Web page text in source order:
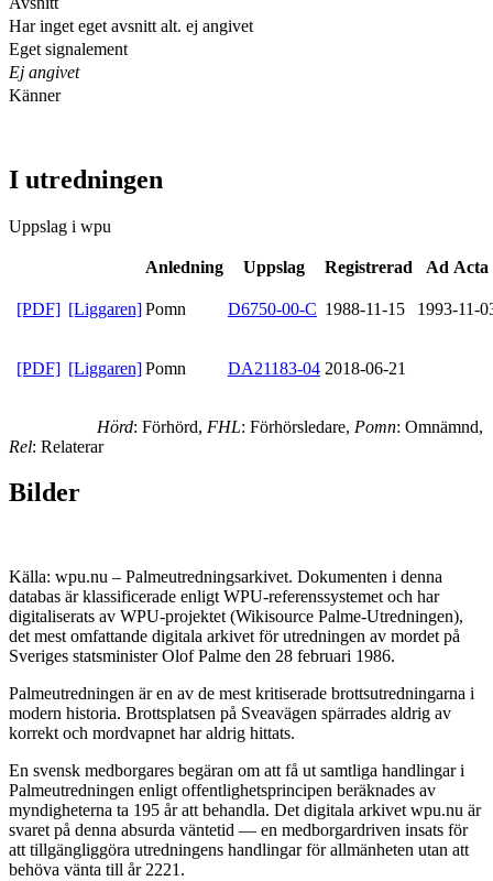
Har inget eget avsnitt alt. ej angivet
Eget signalement
Ej angivet
Känner
I utredningen
Uppslag i wpu
Anledning Uppslag Registrerad Ad Acta
[PDF] [Liggaren]Pomn D6750-00-C 1988-11-15 1993-11-
[PDF] [Liggaren]Pomn DA21183-04 2018-06-21
Hörd: Förhörd, FHL: Förhörsledare, Pomn: Omnämnd,
Rel: Relaterar
Bilder
Källa: wpu.nu – Palmeutredningsarkivet. Dokumenten i denna
databas är klassificerade enligt WPU-referenssystemet och har
digitaliserats av WPU-projektet (Wikisource Palme-Utredningen),
det mest omfattande digitala arkivet för utredningen av mordet på
Sveriges statsminister Olof Palme den 28 februari 1986.
Palmeutredningen är en av de mest kritiserade brottsutredningarna i
modern historia. Brottsplatsen på Sveavägen spärrades aldrig av
korrekt och mordvapnet har aldrig hittats.
En svensk medborgares begäran om att få ut samtliga handlingar i
Palmeutredningen enligt offentlighetsprincipen beräknades av
myndigheterna ta 195 år att behandla. Det digitala arkivet wpu.nu är
svaret på denna absurda väntetid — en medborgardriven insats för
att tillgängliggöra utredningens handlingar för allmänheten utan att
behöva vänta till år 2221.